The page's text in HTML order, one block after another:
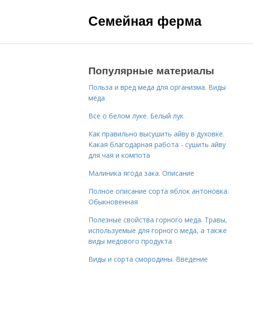
Семейная ферма
Популярные материалы
Польза и вред меда для организма. Виды
мёда
Все о белом луке. Белый лук
Как правильно высушить айву в духовке.
Какая благодарная работа - сушить айву
для чая и компота
Малиника ягода зака. Описание
Полное описание сорта яблок антоновка.
Обыкновенная
Полезные свойства горного меда. Травы,
используемые для горного меда, а также
виды медового продукта
Виды и сорта смородины. Введение